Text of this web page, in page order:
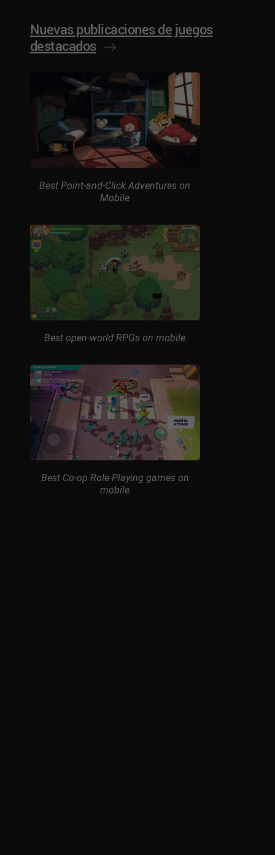
Nuevas publicaciones de juegos
destacados
Best Point-and-Click Adventures on
Mobile
Best open-world RPGs on mobile
Best Co-op Role Playing games on
mobile